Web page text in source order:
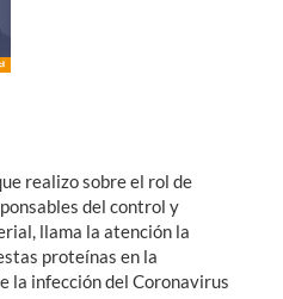
realizo sobre el rol de
del control y
llama la atención la
proteínas en la
la infección del Coronavirus